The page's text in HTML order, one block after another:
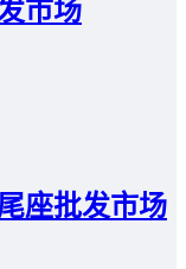
市场
座批发市场